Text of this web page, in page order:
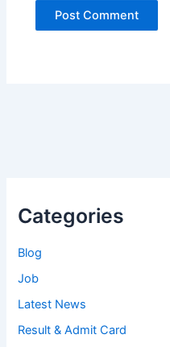
Categories
Blog
Job
Latest News
Result & Admit Card